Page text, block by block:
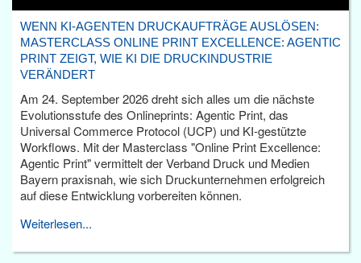
WENN KI-AGENTEN DRUCKAUFTRÄGE AUSLÖSEN:
MASTERCLASS ONLINE PRINT EXCELLENCE: AGENTIC
PRINT ZEIGT, WIE KI DIE DRUCKINDUSTRIE
VERÄNDERT
Am 24. September 2026 dreht sich alles um die nächste
Evolutionsstufe des Onlineprints: Agentic Print, das
Universal Commerce Protocol (UCP) und KI-gestützte
Workflows. Mit der Masterclass "Online Print Excellence:
Agentic Print" vermittelt der Verband Druck und Medien
Bayern praxisnah, wie sich Druckunternehmen erfolgreich
auf diese Entwicklung vorbereiten können.
Weiterlesen...